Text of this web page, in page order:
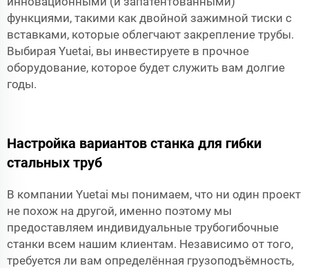
функциями, такими как двойной зажимной тиски с
вставками, которые облегчают закрепление трубы.
Выбирая Yuetai, вы инвестируете в прочное
оборудование, которое будет служить вам долгие
годы.
Настройка вариантов станка для гибки
стальных труб
В компании Yuetai мы понимаем, что ни один проект
не похож на другой, именно поэтому мы
предоставляем индивидуальные трубогибочные
станки всем нашим клиентам. Независимо от того,
требуется ли вам определённая грузоподъёмность,